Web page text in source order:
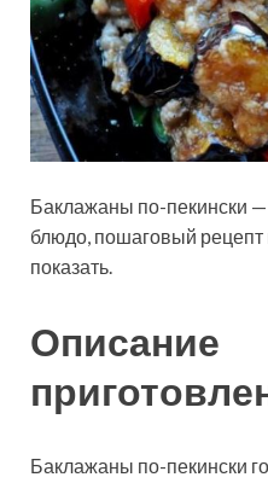
Баклажаны по-пекински
блюдо, пошаговый рецепт
показать.
Описание
Баклажаны по-пекински